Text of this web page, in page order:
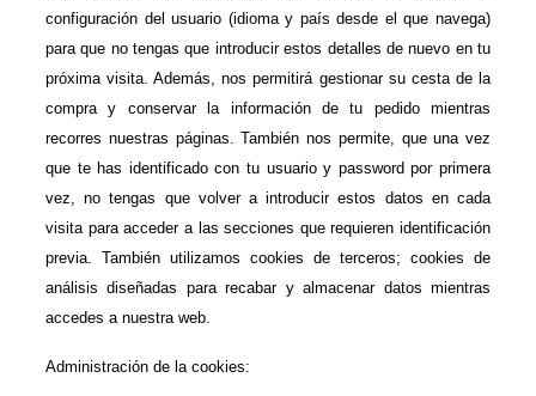
configuración del usuario (idioma y país desde el que navega)
para que no tengas que introducir estos detalles de nuevo en tu
próxima visita. Además, nos permitirá gestionar su cesta de la
compra y conservar la información de tu pedido mientras
recorres nuestras páginas. También nos permite, que una vez
que te has identificado con tu usuario y password por primera
vez, no tengas que volver a introducir estos datos en cada
visita para acceder a las secciones que requieren identificación
previa. También utilizamos cookies de terceros; cookies de
análisis diseñadas para recabar y almacenar datos mientras
accedes a nuestra web.
Administración de la cookies: